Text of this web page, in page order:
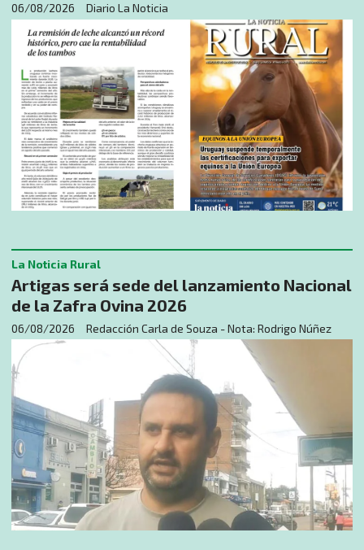
Diario La Noticia
06/08/2026
Artigas será sede del lanzamiento Nacional
de la Zafra Ovina 2026
Redacción Carla de Souza - Nota: Rodrigo Núñez
La Noticia Rural
06/08/2026